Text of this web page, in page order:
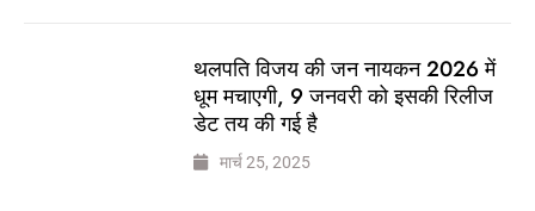
थलपति विजय की जन नायकन 2026 में
धूम मचाएगी, 9 जनवरी को इसकी रिलीज
डेट तय की गई है
मार्च 25, 2025